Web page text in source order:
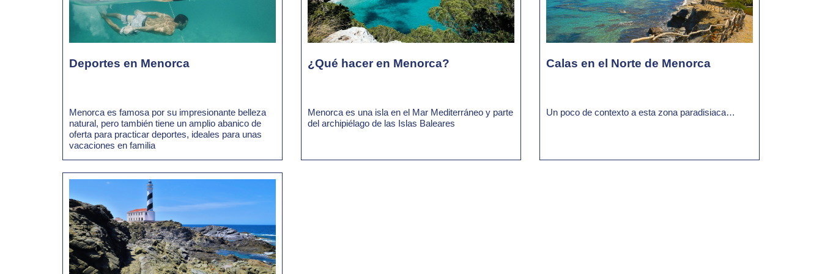
Alrededores
Deportes en Menorca
Menorca es famosa por su impresionante belleza
natural, pero también tiene un amplio abanico de
oferta para practicar deportes, ideales para unas
vacaciones en familia
¿Qué hacer en Menorca?
Menorca es una isla en el Mar Mediterráneo y parte
del archipiélago de las Islas Baleares
Calas en el Norte de Menorca
Un poco de contexto a esta zona paradisiaca…